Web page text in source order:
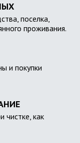
поселка,
проживания.
и покупки
чистке, как